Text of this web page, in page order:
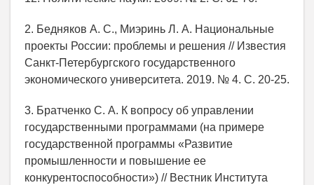
2. Бедняков А. С., Миэринь Л. А. Национальные
проекты России: проблемы и решения // Известия
Санкт-Петербургского государственного
экономического университета. 2019. № 4. С. 20-25.
3. Братченко С. А. К вопросу об управлении
государственными программами (на примере
государственной программы «Развитие
промышленности и повышение ее
конкурентоспособности») // Вестник Института